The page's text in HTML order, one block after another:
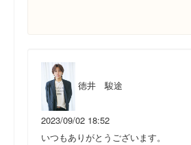
徳井 駿途
2023/09/02 18:52
いつもありがとうございます。